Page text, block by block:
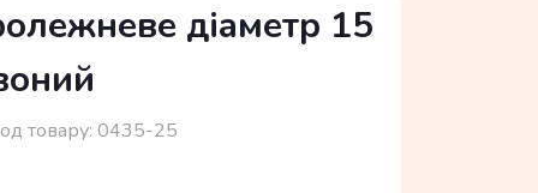
діаметр 15
товару: 0435-25